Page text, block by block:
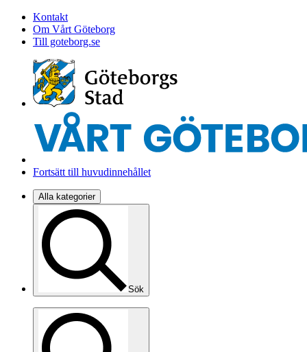
Kontakt
Om Vårt Göteborg
Till goteborg.se
Fortsätt till huvudinnehållet
Alla kategorier
Sök